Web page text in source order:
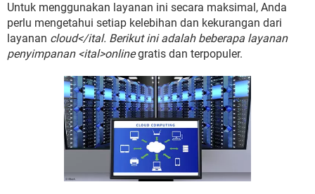
Untuk menggunakan layanan ini secara maksimal, Anda
perlu mengetahui setiap kelebihan dan kekurangan dari
layanan cloud</ital. Berikut ini adalah beberapa layanan
penyimpanan <ital>onlinegratis dan terpopuler.